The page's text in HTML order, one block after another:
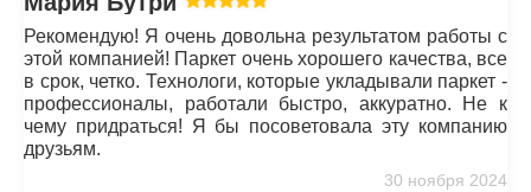
Рекомендую! Я очень довольна результатом работы с
этой компанией! Паркет очень хорошего качества, все
в срок, четко. Технологи, которые укладывали паркет -
профессионалы, работали быстро, аккуратно. Не к
чему придраться! Я бы посоветовала эту компанию
друзьям.
30 ноября 2024